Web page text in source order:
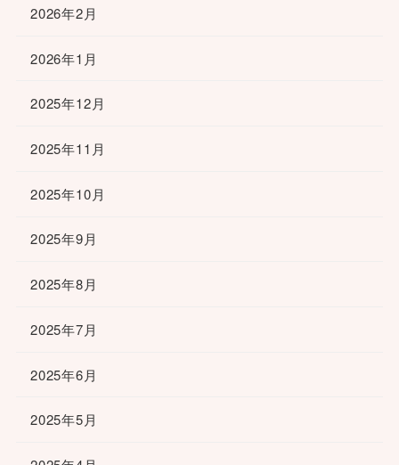
2026年2月
2026年1月
2025年12月
2025年11月
2025年10月
2025年9月
2025年8月
2025年7月
2025年6月
2025年5月